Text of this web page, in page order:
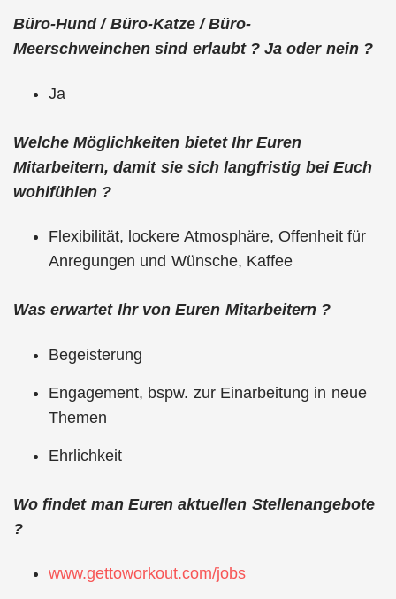
Büro-Hund / Büro-Katze / Büro-
Meerschweinchen sind erlaubt ? Ja oder nein ?
Ja
Welche Möglichkeiten bietet Ihr Euren
Mitarbeitern, damit sie sich langfristig bei Euch
wohlfühlen ?
Flexibilität, lockere Atmosphäre, Offenheit für
Anregungen und Wünsche, Kaffee
Was erwartet Ihr von Euren Mitarbeitern ?
Begeisterung
Engagement, bspw. zur Einarbeitung in neue
Themen
Ehrlichkeit
Wo findet man Euren aktuellen Stellenangebote
?
www.gettoworkout.com/jobs